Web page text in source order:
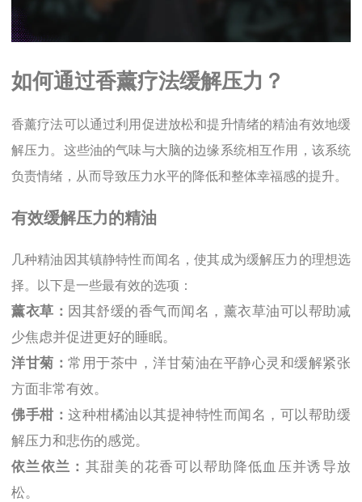
如何通过香薰疗法缓解压力？
香薰疗法可以通过利用促进放松和提升情绪的精油有效地缓
解压力。这些油的气味与大脑的边缘系统相互作用，该系统
负责情绪，从而导致压力水平的降低和整体幸福感的提升。
有效缓解压力的精油
几种精油因其镇静特性而闻名，使其成为缓解压力的理想选
择。以下是一些最有效的选项：
薰衣草： 因其舒缓的香气而闻名，薰衣草油可以帮助减
少焦虑并促进更好的睡眠。
洋甘菊：常用于茶中，洋甘菊油在平静心灵和缓解紧张
方面非常有效。
佛手柑：这种柑橘油以其提神特性而闻名，可以帮助缓
解压力和悲伤的感觉。
依兰依兰： 其甜美的花香可以帮助降低血压并诱导放
松。